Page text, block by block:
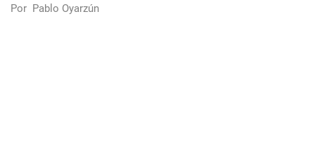
Por Pablo Oyarzún